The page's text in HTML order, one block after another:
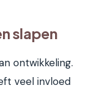
slapen
ontwikkeling.
veel invloed